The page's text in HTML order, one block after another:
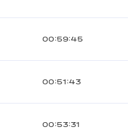
00:59:45
00:51:43
00:53:31